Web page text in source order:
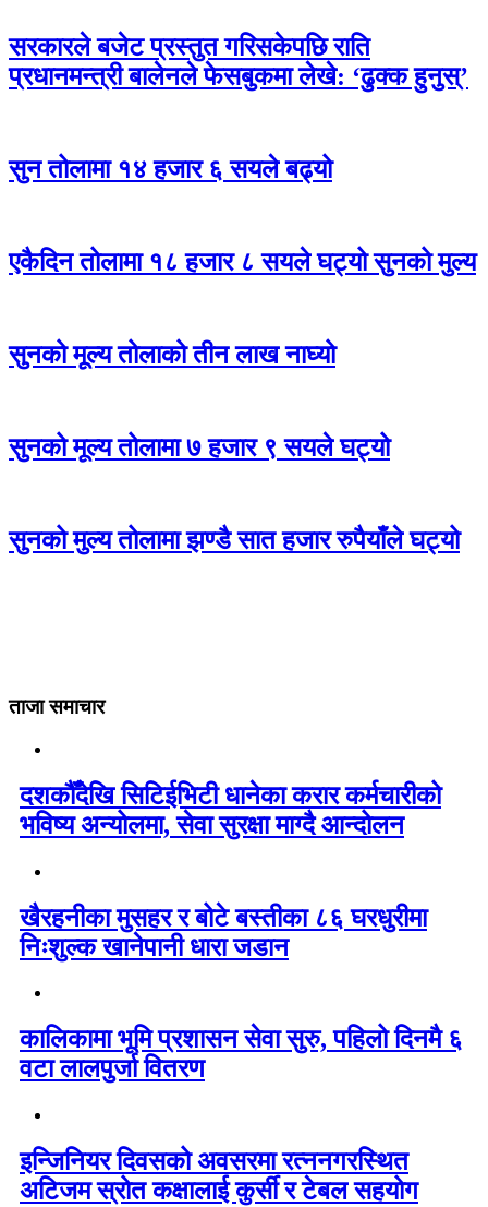
सरकारले बजेट प्रस्तुत गरिसकेपछि राति
प्रधानमन्त्री बालेनले फेसबुकमा लेखे: ‘ढुक्क हुनुस्’
सुन तोलामा १४ हजार ६ सयले बढ्यो
एकैदिन तोलामा १८ हजार ८ सयले घट्यो सुनको मुल्य
सुनको मूल्य तोलाको तीन लाख नाघ्यो
सुनको मूल्य तोलामा ७ हजार ९ सयले घट्यो
सुनको मुल्य तोलामा झण्डै सात हजार रुपैयाँले घट्यो
ताजा समाचार
दशकौँदेखि सिटिईभिटी धानेका करार कर्मचारीको
भविष्य अन्योलमा, सेवा सुरक्षा माग्दै आन्दोलन
खैरहनीका मुसहर र बोटे बस्तीका ८६ घरधुरीमा
निःशुल्क खानेपानी धारा जडान
कालिकामा भूमि प्रशासन सेवा सुरु, पहिलो दिनमै ६
वटा लालपुर्जा वितरण
इन्जिनियर दिवसको अवसरमा रत्ननगरस्थित
अटिजम स्रोत कक्षालाई कुर्सी र टेबल सहयोग